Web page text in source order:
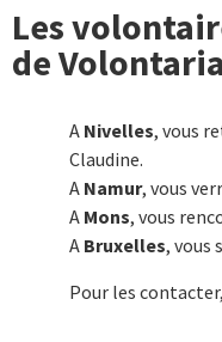
Les
de
A Nivelles, vous
Claudine.
A Namur, vous
A Mons, vous
A Bruxelles, vous
Pour les